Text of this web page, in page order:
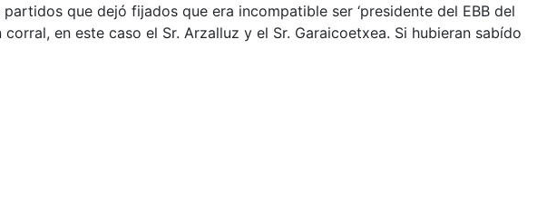
que dejó fijados que era incompatible ser ‘presidente del EBB del
en este caso el Sr. Arzalluz y el Sr. Garaicoetxea. Si hubieran sabído